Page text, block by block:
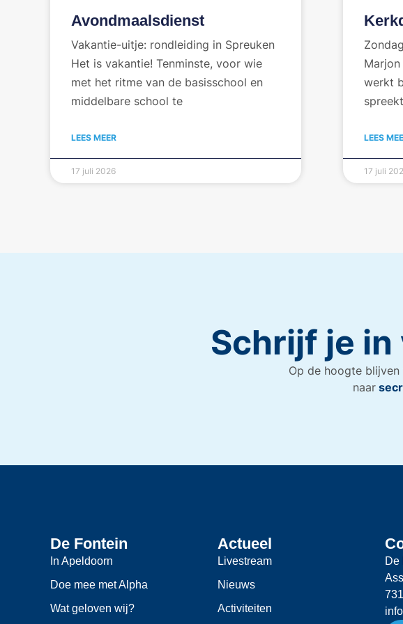
Avondmaalsdienst
Vakantie-uitje: rondleiding in Spreuken
Het is vakantie! Tenminste, voor wie
met het ritme van de basisschool en
middelbare school te
LEES MEER
17 juli 2026
werkt
LEES
17 juli
Schrijf je
Op de hoogte blijven
naar
De Fontein
In Apeldoorn
Doe mee met Alpha
Wat geloven wij?
Actueel
Livestream
Nieuws
Activiteiten
De